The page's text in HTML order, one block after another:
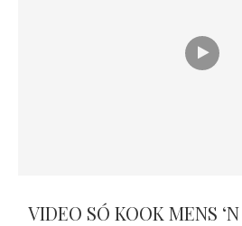
VIDEO SÓ KOOK MENS